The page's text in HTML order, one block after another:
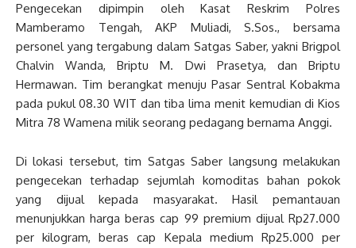
Pengecekan dipimpin oleh Kasat Reskrim Polres
Mamberamo Tengah, AKP Muliadi, S.Sos., bersama
personel yang tergabung dalam Satgas Saber, yakni Brigpol
Chalvin Wanda, Briptu M. Dwi Prasetya, dan Briptu
Hermawan. Tim berangkat menuju Pasar Sentral Kobakma
pada pukul 08.30 WIT dan tiba lima menit kemudian di Kios
Mitra 78 Wamena milik seorang pedagang bernama Anggi.
Di lokasi tersebut, tim Satgas Saber langsung melakukan
pengecekan terhadap sejumlah komoditas bahan pokok
yang dijual kepada masyarakat. Hasil pemantauan
menunjukkan harga beras cap 99 premium dijual Rp27.000
per kilogram, beras cap Kepala medium Rp25.000 per